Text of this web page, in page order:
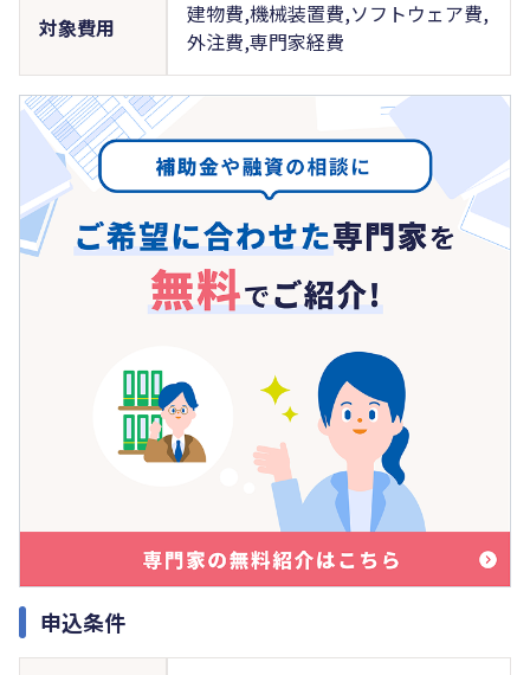
対象費用
建物費,機械装置費,ソフトウェア費,
外注費,専門家経費
申込条件